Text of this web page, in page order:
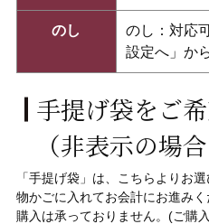
のし
のし：対応
設定へ」か
手提げ袋をご
（非表示の場
「手提げ袋」 は、こちらよりお選
物かごに入れてお会計にお進みく
購入は承っておりません。(ご購